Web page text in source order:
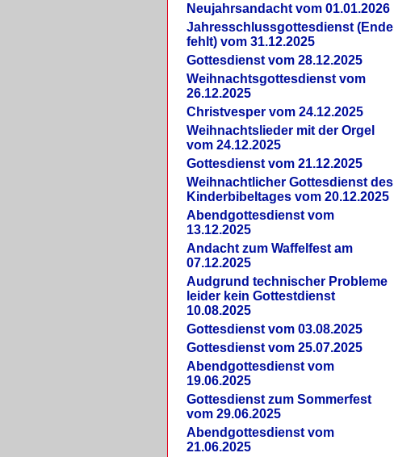
Neujahrsandacht vom 01.01.2026
Jahresschlussgottesdienst (Ende
fehlt) vom 31.12.2025
Gottesdienst vom 28.12.2025
Weihnachtsgottesdienst vom
26.12.2025
Christvesper vom 24.12.2025
Weihnachtslieder mit der Orgel
vom 24.12.2025
Gottesdienst vom 21.12.2025
Weihnachtlicher Gottesdienst des
Kinderbibeltages vom 20.12.2025
Abendgottesdienst vom
13.12.2025
Andacht zum Waffelfest am
07.12.2025
Audgrund technischer Probleme
leider kein Gottestdienst
10.08.2025
Gottesdienst vom 03.08.2025
Gottesdienst vom 25.07.2025
Abendgottesdienst vom
19.06.2025
Gottesdienst zum Sommerfest
vom 29.06.2025
Abendgottesdienst vom
21.06.2025